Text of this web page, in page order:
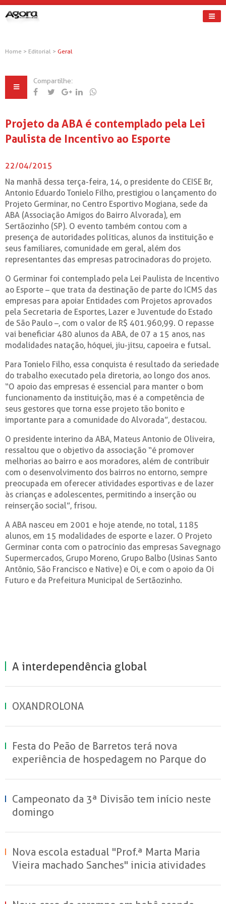
Home > Editorial > Geral
Compartilhe:
Projeto da ABA é contemplado pela Lei
Paulista de Incentivo ao Esporte
22/04/2015
Na manhã dessa terça-feira, 14, o presidente do CEISE Br,
Antonio Eduardo Tonielo Filho, prestigiou o lançamento do
Projeto Germinar, no Centro Esportivo Mogiana, sede da
ABA (Associação Amigos do Bairro Alvorada), em
Sertãozinho (SP). O evento também contou com a
presença de autoridades políticas, alunos da instituição e
seus familiares, comunidade em geral, além dos
representantes das empresas patrocinadoras do projeto.
O Germinar foi contemplado pela Lei Paulista de Incentivo
ao Esporte – que trata da destinação de parte do ICMS das
empresas para apoiar Entidades com Projetos aprovados
pela Secretaria de Esportes, Lazer e Juventude do Estado
de São Paulo –, com o valor de R$ 401.960,99. O repasse
vai beneficiar 480 alunos da ABA, de 07 a 15 anos, nas
modalidades natação, hóquei, jiu-jitsu, capoeira e futsal.
Para Tonielo Filho, essa conquista é resultado da seriedade
do trabalho executado pela diretoria, ao longo dos anos.
“O apoio das empresas é essencial para manter o bom
funcionamento da instituição, mas é a competência de
seus gestores que torna esse projeto tão bonito e
importante para a comunidade do Alvorada”, destacou.
O presidente interino da ABA, Mateus Antonio de Oliveira,
ressaltou que o objetivo da associação “é promover
melhorias ao bairro e aos moradores, além de contribuir
com o desenvolvimento dos bairros no entorno, sempre
preocupada em oferecer atividades esportivas e de lazer
às crianças e adolescentes, permitindo a inserção ou
reinserção social”, frisou.
A ABA nasceu em 2001 e hoje atende, no total, 1185
alunos, em 15 modalidades de esporte e lazer. O Projeto
Germinar conta com o patrocínio das empresas Savegnago
Supermercados, Grupo Moreno, Grupo Balbo (Usinas Santo
Antônio, São Francisco e Native) e Oi, e com o apoio da Oi
Futuro e da Prefeitura Municipal de Sertãozinho.
A interdependência global
OXANDROLONA
Festa do Peão de Barretos terá nova
experiência de hospedagem no Parque do
Campeonato da 3ª Divisão tem início neste
domingo
Nova escola estadual "Prof.ª Marta Maria
Vieira machado Sanches" inicia atividades